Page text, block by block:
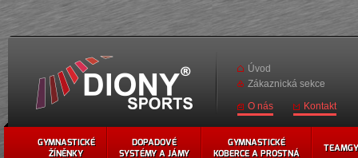
GYMNASTICKÉ
ŽÍNĚNKY
DOPADOVÉ
SYSTÉMY A JÁMY
GYMNASTICKÉ
KOBERCE A PROSTNÁ
Úvod
Zákaznická sekce
O nás Kontakt